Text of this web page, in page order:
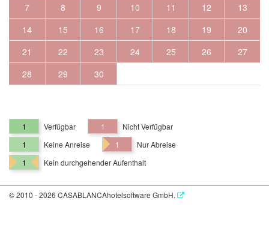
7
8 9 10 11 12
13
14
15 16 17 18 19
20
21
22 23 24 25 26
27
28
29 30
1 Verfügbar 1
Nicht Verfügbar
1
Keine Anreise 1
Nur Abreise
1
Kein durchgehender Aufenthalt
© 2010 - 2026 CASABLANCAhotelsoftware GmbH.